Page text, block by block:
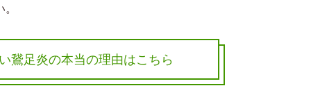
鵞足炎の本当の理由はこちら